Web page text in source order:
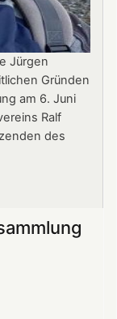
Jürgen
Gründen
am 6. Juni
Ralf
des